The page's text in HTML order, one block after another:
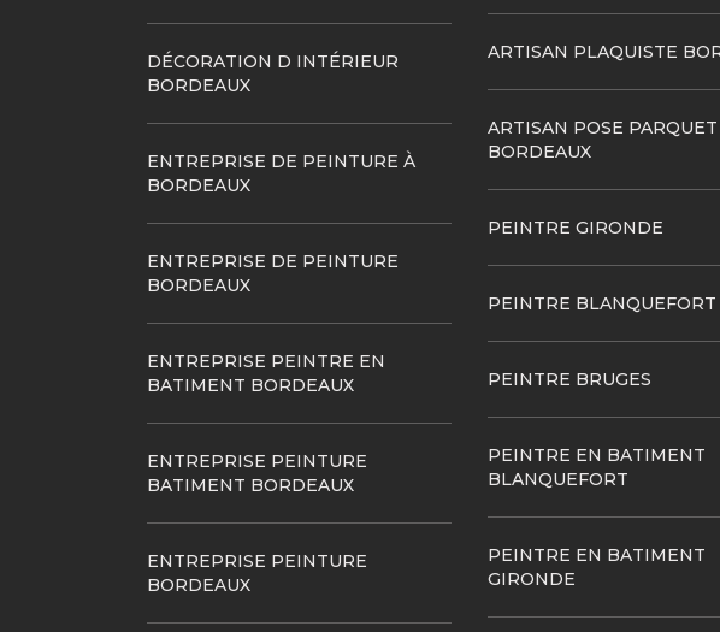
DÉCORATION D INTÉRIEUR
BORDEAUX
ENTREPRISE DE PEINTURE À
BORDEAUX
ENTREPRISE DE PEINTURE
BORDEAUX
ENTREPRISE PEINTRE EN
BATIMENT BORDEAUX
ENTREPRISE PEINTURE
BATIMENT BORDEAUX
ENTREPRISE PEINTURE
BORDEAUX
ARTISAN PLAQUISTE
ARTISAN POSE PARQUET
BORDEAUX
PEINTRE GIRONDE
PEINTRE BLANQUEFORT
PEINTRE BRUGES
PEINTRE EN BATIMENT
BLANQUEFORT
PEINTRE EN BATIMENT
GIRONDE